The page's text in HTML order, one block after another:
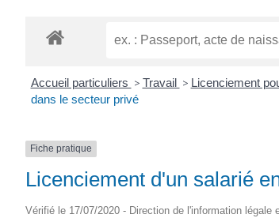
Accueil particuliers > Travail > Licenciement
dans le secteur privé
Fiche pratique
Licenciement d'un salarié
Vérifié le 17/07/2020 - Direction de l'information légale